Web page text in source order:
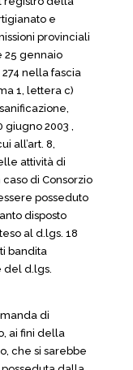
e
provinciali
25 gennaio
274 nella fascia
1, lettera c)
giugno 2003 ,
all’art. 8,
attività di
di Consorzio
posseduto
disposto
al d.lgs. 18
bandita
del d.lgs.
di
ai fini della
che si sarebbe